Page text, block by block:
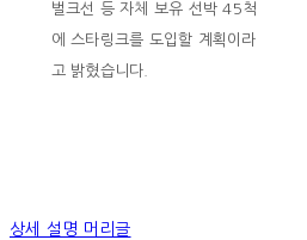
벌크선 등 자체 보유 선박 45척
에 스타링크를 도입할 계획이라
고 밝혔습니다.
상세 설명 머리글